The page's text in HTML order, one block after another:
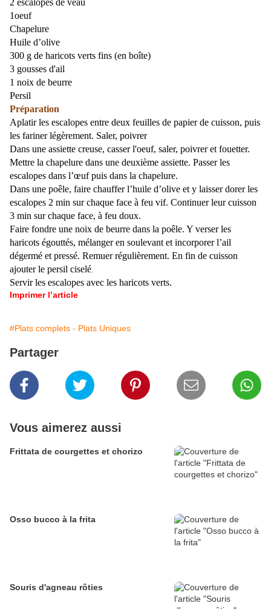
2 escalopes de veau
1oeuf
Chapelure
Huile d’olive
300 g de haricots verts fins (en boîte)
3 gousses d'ail
1 noix de beurre
Persil
Préparation
Aplatir les escalopes entre deux feuilles de papier de cuisson, puis
les fariner légèrement. Saler, poivrer
Dans une assiette creuse, casser l'oeuf, saler, poivrer et fouetter.
Mettre la chapelure dans une deuxième assiette. Passer les
escalopes dans l’œuf puis dans la chapelure.
Dans une poêle, faire chauffer l’huile d’olive et y laisser dorer les
escalopes 2 min sur chaque face à feu vif. Continuer leur cuisson
3 min sur chaque face, à feu doux.
Faire fondre une noix de beurre dans la poêle. Y verser les
haricots égouttés, mélanger en soulevant et incorporer l’ail
dégermé et pressé. Remuer régulièrement. En fin de cuisson
ajouter le persil ciselé
Servir les escalopes avec les haricots verts.
Imprimer l’article
#Plats complets - Plats Uniques
Partager
Vous aimerez aussi
Frittata de courgettes et chorizo
Osso bucco à la frita
Souris d'agneau rôties